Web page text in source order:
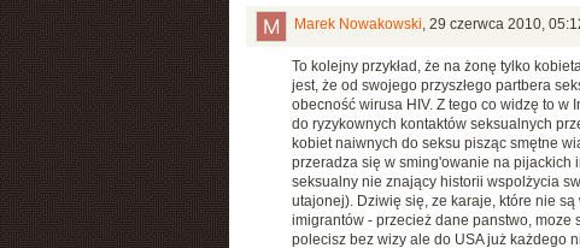
Marek Nowakowski, 29 czerwca 2010,
To kolejny przykład, że na żonę tylko
jest, że od swojego przyszłego partbera
obecność wirusa HIV. Z tego co widzę to w
do ryzykownych kontaktów seksualnych
kobiet naiwnych do seksu pisząc smętne
przeradza się w sming'owanie na pijackich
seksualny nie znający historii wspolżycia
utajonej). Dziwię się, ze karaje, które nie
imigrantów - przecież dane panstwo,
polecisz bez wizy ale do USA już każdego